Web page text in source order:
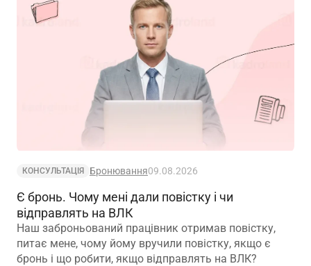
КОНСУЛЬТАЦІЯ Бронювання09.08.2026
Є бронь. Чому мені дали повістку і чи
відправлять на ВЛК
Наш заброньований працівник отримав повістку,
питає мене, чому йому вручили повістку, якщо є
бронь і що робити, якщо відправлять на ВЛК?